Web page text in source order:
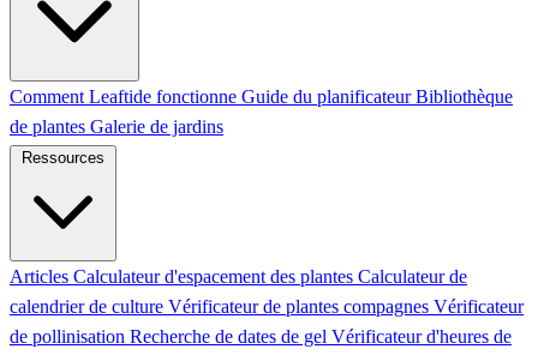
Comment Leaftide fonctionne Guide du planificateurBibliothèque
de plantes Galerie de jardins
Ressources
Articles Calculateur d'espacement des plantes Calculateur de
calendrier de culture Vérificateur de plantes compagnes Vérificateur
de pollinisation Recherche de dates de gel Vérificateur d'heures de